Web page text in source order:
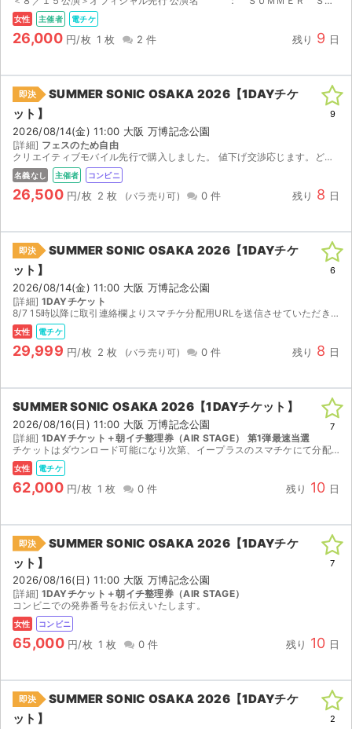
女性 主催者 電チケ
26,000 円/枚 1 枚 2 件 残り 9 日
即決
SUMMER SONIC OSAKA 2026【1DAYチケ
ット】
2026/08/14(金) 11:00 大阪 万博記念公園
[詳細] フェスのため自由
クリエイティブモバイル先行で購入しました。 値下げ交渉応じます。どうぞよろしくお願いいたします。
名義なし 主催者 コンビニ
26,500 円/枚 2 枚 0 件 残り 8 日
9
即決
SUMMER SONIC OSAKA 2026【1DAYチケ
ット】
2026/08/14(金) 11:00 大阪 万博記念公園
[詳細] 1DAYチケット
8/7 15時以降に取引連絡欄よりスマチケ分配用URLを送信させていただきます。朝イチ整理券の申込対応可能です。ご落札前にコメント欄よりその旨お知らせください。
女性 電チケ
29,999 円/枚 2 枚 0 件 残り 8 日
6
SUMMER SONIC OSAKA 2026【1DAYチケット】
2026/08/16(日) 11:00 大阪 万博記念公園
[詳細] 1DAYチケット＋朝イチ整理券（AIR STAGE） 第1弾最速当選
チケットはダウンロード可能になり次第、イープラスのスマチケにて分配します。 チケット8/9 朝イチ整理券8/15 ともに15:00〜ダウンロード可能。 朝イチ整理券で、朝イチ番 開場時間...
女性 電チケ
62,000 円/枚 1 枚 0 件 残り 10 日
7
即決
SUMMER SONIC OSAKA 2026【1DAYチケ
ット】
2026/08/16(日) 11:00 大阪 万博記念公園
[詳細] 1DAYチケット＋朝イチ整理券（AIR STAGE）
コンビニでの発券番号をお伝えいたします。
女性 コンビニ
65,000 円/枚 1 枚 0 件 残り 10 日
7
即決
SUMMER SONIC OSAKA 2026【1DAYチケ
ット】
2